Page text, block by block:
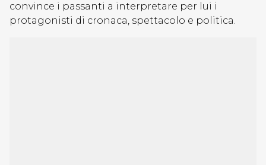
convince i passanti a interpretare per lui i
protagonisti di cronaca, spettacolo e politica.